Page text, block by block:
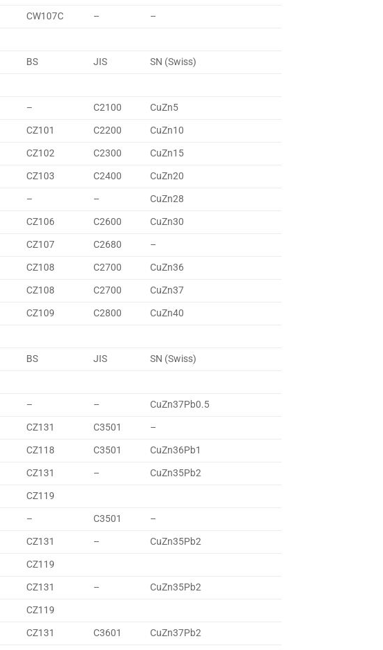
CW107C –
–
BS JIS
SN (Swiss)
– C2100
CuZn5
CZ101 C2200
CuZn10
CZ102 C2300
CuZn15
CZ103 C2400
CuZn20
– –
CuZn28
CZ106 C2600
CuZn30
CZ107 C2680
–
CZ108 C2700
CuZn36
CZ108 C2700
CuZn37
CZ109 C2800
CuZn40
BS JIS
SN (Swiss)
– –
CuZn37Pb0.5
CZ131 C3501
–
CZ118 C3501
CuZn36Pb1
CZ131 –
CuZn35Pb2
CZ119
– C3501
–
CZ131 –
CuZn35Pb2
CZ119
CZ131 –
CuZn35Pb2
CZ119
CZ131 C3601
CuZn37Pb2